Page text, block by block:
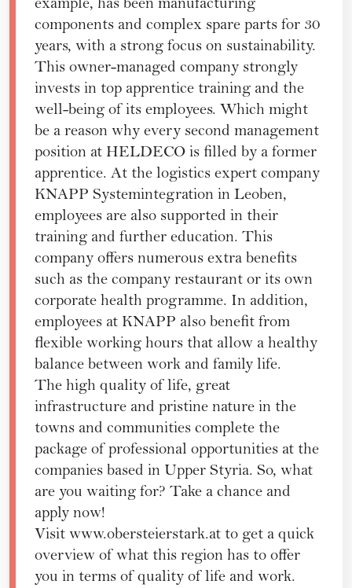
example, has been manufacturing
components and complex spare parts for 30
years, with a strong focus on sustainability.
This owner-managed company strongly
invests in top apprentice training and the
well-being of its employees. Which might
be a reason why every second management
position at HELDECO is filled by a former
apprentice. At the logistics expert company
KNAPP Systemintegration in Leoben,
employees are also supported in their
training and further education. This
company offers numerous extra benefits
such as the company restaurant or its own
corporate health programme. In addition,
employees at KNAPP also benefit from
flexible working hours that allow a healthy
balance between work and family life.
The high quality of life, great
infrastructure and pristine nature in the
towns and communities complete the
package of professional opportunities at the
companies based in Upper Styria. So, what
are you waiting for? Take a chance and
apply now!
Visit www.obersteierstark.at to get a quick
overview of what this region has to offer
you in terms of quality of life and work.